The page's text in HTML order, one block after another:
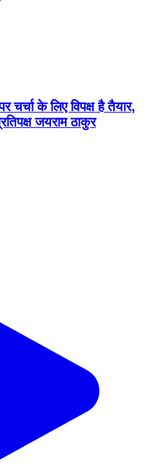
के लिए विपक्ष है तैयार,
जयराम ठाकुर